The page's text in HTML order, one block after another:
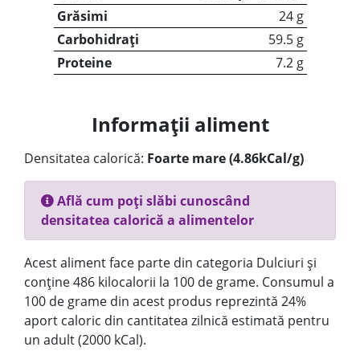
Grăsimi
24 g
Carbohidrați
59.5 g
Proteine
7.2 g
Informații aliment
Densitatea calorică: Foarte mare (4.86kCal/g)
Află cum poți slăbi cunoscând
densitatea calorică a alimentelor
Acest aliment face parte din categoria Dulciuri și
conține 486 kilocalorii la 100 de grame. Consumul a
100 de grame din acest produs reprezintă 24%
aport caloric din cantitatea zilnică estimată pentru
un adult (2000 kCal).